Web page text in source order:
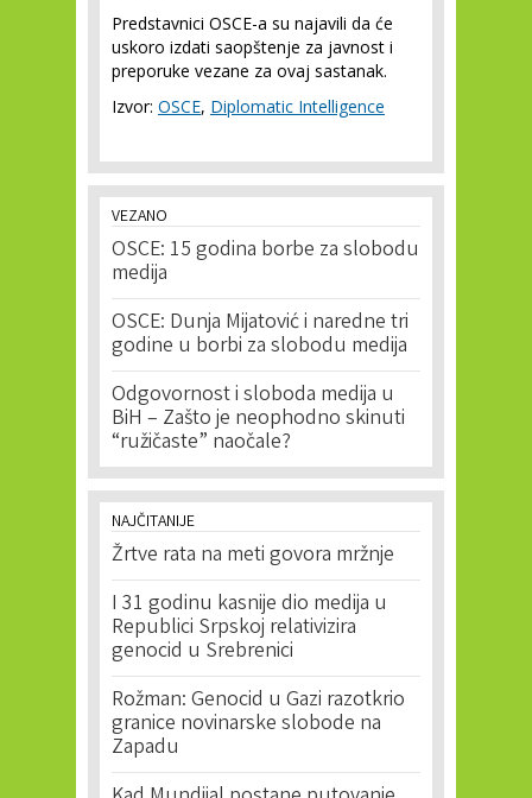
Predstavnici OSCE-a su najavili da će
uskoro izdati saopštenje za javnost i
preporuke vezane za ovaj sastanak.
Izvor: OSCE, Diplomatic Intelligence
VEZANO
OSCE: 15 godina borbe za slobodu
medija
OSCE: Dunja Mijatović i naredne tri
godine u borbi za slobodu medija
Odgovornost i sloboda medija u
BiH – Zašto je neophodno skinuti
“ružičaste” naočale?
NAJČITANIJE
Žrtve rata na meti govora mržnje
I 31 godinu kasnije dio medija u
Republici Srpskoj relativizira
genocid u Srebrenici
Rožman: Genocid u Gazi razotkrio
granice novinarske slobode na
Zapadu